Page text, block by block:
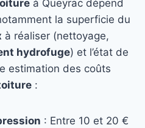
à Queyrac dépend
la superficie du
à réaliser (nettoyage,
hydrofuge) et l’état de
estimation des coûts
:
: Entre 10 et 20 €